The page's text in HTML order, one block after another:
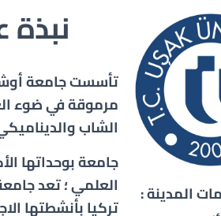
المدينة :
مرموقة في ضوء
الشاب
جامعة بوحداتها
العلمي ؛ تعد
تركيا بأنشطتها